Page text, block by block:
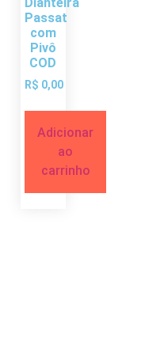
Dianteira
Passat
com
Pivô
COD
R$ 0,00
Adicionar
ao
carrinho